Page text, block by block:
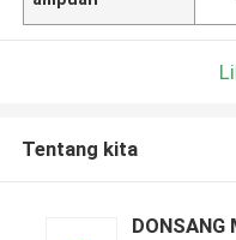
Tentang kita